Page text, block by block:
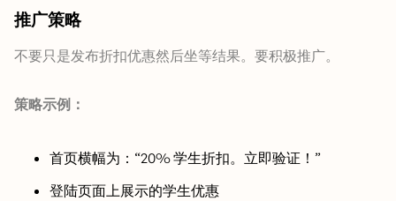
推广策略
不要只是发布折扣优惠然后坐等结果。要积极推广。
策略示例：
首页横幅为：“20% 学生折扣。立即验证！”
登陆页面上展示的学生优惠